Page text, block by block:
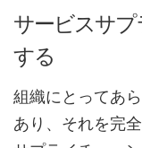
サービスサ
する
組織にとってあ
あり、それを完